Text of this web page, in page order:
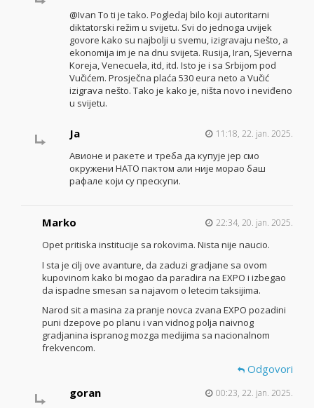
@Ivan To ti je tako. Pogledaj bilo koji autoritarni
diktatorski režim u svijetu. Svi do jednoga uvijek
govore kako su najbolji u svemu, izigravaju nešto, a
ekonomija im je na dnu svijeta. Rusija, Iran, Sjeverna
Koreja, Venecuela, itd, itd. Isto je i sa Srbijom pod
Vučićem. Prosječna plaća 530 eura neto a Vučić
izigrava nešto. Tako je kako je, ništa novo i neviđeno
u svijetu.
Ја 11:18, 22. jan. 2025.
Авионе и ракете и треба да купује јер смо
окружени НАТО пактом али није морао баш
рафале који су прескупи.
Marko 22:34, 20. jan. 2025.
Opet pritiska institucije sa rokovima. Nista nije naucio.
I sta je cilj ove avanture, da zaduzi gradjane sa ovom
kupovinom kako bi mogao da paradira na EXPO i izbegao
da ispadne smesan sa najavom o letecim taksijima.
Narod sit a masina za pranje novca zvana EXPO pozadini
puni dzepove po planu i van vidnog polja naivnog
gradjanina ispranog mozga medijima sa nacionalnom
frekvencom.
Odgovori
goran
00:23, 22. jan. 2025.